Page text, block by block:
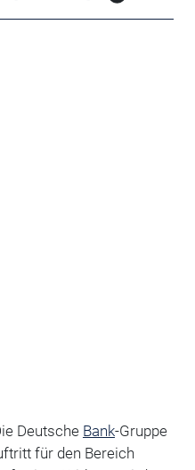
Deutsche Bank-Gruppe
für den Bereich